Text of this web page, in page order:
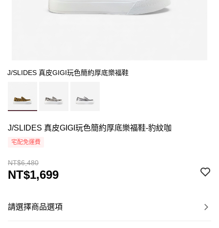
J/SLIDES 真皮GIGI玩色簡約厚底樂福鞋
J/SLIDES 真皮GIGI玩色簡約厚底樂福鞋-豹紋咖
宅配免運費
NT$6,480
NT$1,699
請選擇商品選項